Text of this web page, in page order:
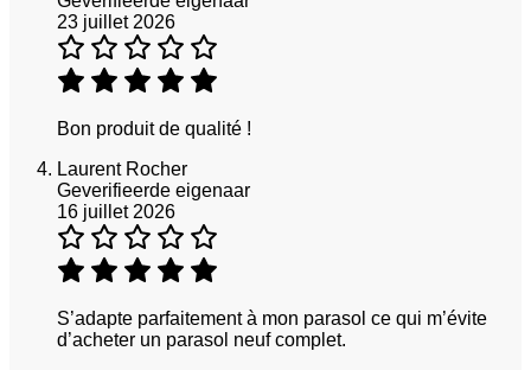
23 juillet 2026
Bon produit de qualité !
Laurent Rocher
Geverifieerde eigenaar
16 juillet 2026
S’adapte parfaitement à mon parasol ce qui m’évite
d’acheter un parasol neuf complet.